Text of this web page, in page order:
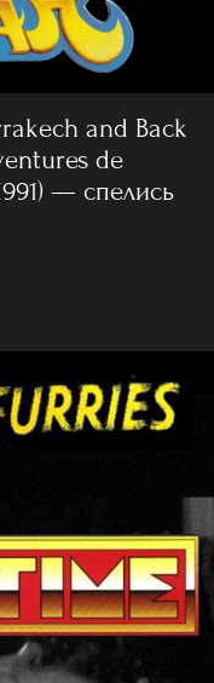
and Back
de
— спелись